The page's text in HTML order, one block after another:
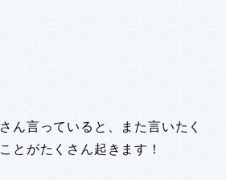
ん言っていると、また言いたく
とがたくさん起きます！